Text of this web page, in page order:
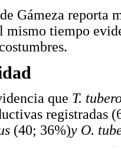
Gámeza reporta
mismo tiempo
que T.
registradas
(40; 36%)y O.